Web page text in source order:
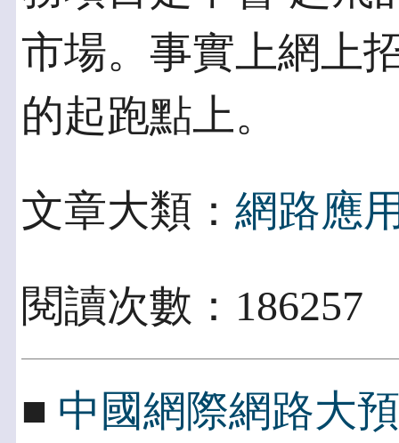
市場。事實上網上
的起跑點上。
文章大類： 網路應
閱讀次數：
■ 中國網際網路大